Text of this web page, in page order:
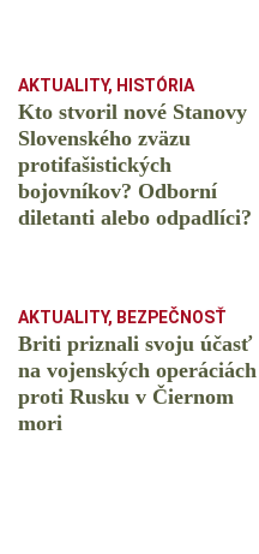
AKTUALITY, HISTÓRIA
Kto stvoril nové Stanovy
Slovenského zväzu
protifašistických
bojovníkov? Odborní
diletanti alebo odpadlíci?
AKTUALITY, BEZPEČNOSŤ
Briti priznali svoju účasť
na vojenských operáciách
proti Rusku v Čiernom
mori